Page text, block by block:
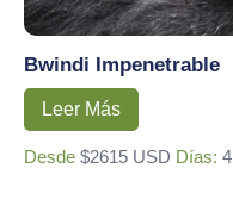
Bwindi Impenetrable
Leer Más
Desde $2615 USD Días: 4